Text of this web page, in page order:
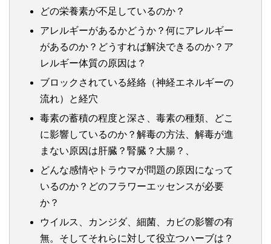
どの栄養素が不足しているのか？
アレルギーがあるかどうか？何にアレルギー
があるのか？どうすれば解決できるのか？ア
レルギー体質の原因は？
ブロックされている経絡（神経エネルギーの
流れ）と経穴
毒素の蓄積の程度と深さ、毒素の種類、どこ
に影響しているのか？解毒の方法、解毒が進
まない原因は肝臓？腎臓？大腸？、
どんな感情やトラウマが問題の原因になって
いるのか？どのフラワーエッセンスが必要
か？
ウイルス、カンジダ、細菌、カビの影響の有
無。そしてそれらに対して役立つハーブは？